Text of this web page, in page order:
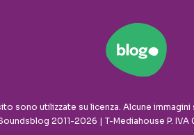
sono utilizzate su licenza. Alcune
2011-2026 | T-Mediahouse P. IVA